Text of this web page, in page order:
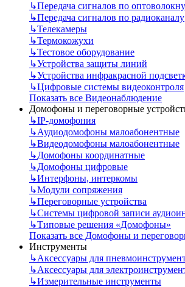
↳Передача сигналов по оптоволокну
↳Передача сигналов по радиоканалу
↳Телекамеры
↳Термокожухи
↳Тестовое оборудование
↳Устройства защиты линий
↳Устройства инфракрасной
↳Цифровые системы видеоконтроля
Показать все Видеонаблюдение
Домофоны и переговорные
↳IP-домофония
↳Аудиодомофоны малоабонентные
↳Видеодомофоны малоабонентные
↳Домофоны координатные
↳Домофоны цифровые
↳Интерфоны, интеркомы
↳Модули сопряжения
↳Переговорные устройства
↳Системы цифровой записи
↳Типовые решения «Домофоны»
Показать все Домофоны и
Инструменты
↳Аксессуары для
↳Аксессуары для
↳Измерительные инструменты